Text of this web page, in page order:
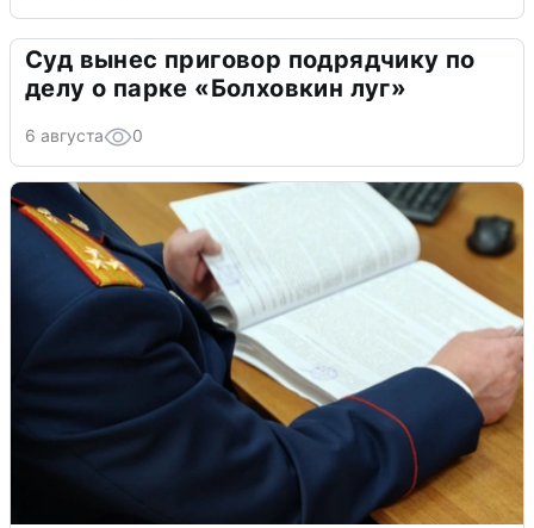
Суд вынес приговор подрядчику по
делу о парке «Болховкин луг»
6 августа 0